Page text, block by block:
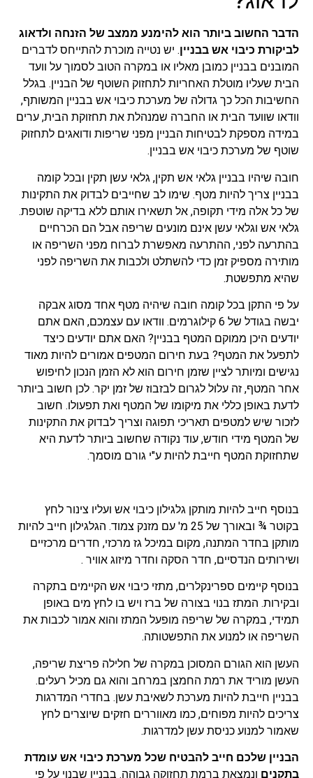
הדבר החשוב ביותר הוא להימנע ממצב של הזנחה ולדאוג
לביקורת כיבוי אש בבניין. יש נטייה מוכרת להתייחס לדברים
המובנים בבניין כמובן מאליו או במקרה הטוב לסמוך על וועד
הבית שעליו מוטלת האחריות לתחזוק השוטף של הבניין. בגלל
החשיבות הכל כך גדולה של מערכת כיבוי אש בבניין המשותף,
וודאו שוועד הבית או החברה שמנהלת את תחזוקת הבית, ערים
במידה מספקת לבטיחות הבניין מפני שריפות ודואגים לתחזוק
שוטף של מערכת כיבוי אש בבניין.
חובה שיהיו בבניין גלאי אש תקין, גלאי עשן תקין ובכל קומה
בבניין צריך להיות מטף. שימו לב שחייבים לבדוק את התקינות
של כל אלה מידי תקופה, אל תשאירו אותם ללא בדיקה שוטפת.
גלאי אש וגלאי עשן אינם מונעים שריפה אבל הם הכרחיים
בהתרעה לפני, ההתרעה מאפשרת לברוח מפני השריפה או
מותירה מספיק זמן כדי להשתלט ולכבות את השריפה לפני
שהיא מתפשטת.
על פי התקן בכל קומה חובה שיהיה מטף אחד מסוג אבקה
יבשה בגודל של 6 קילוגרמים. וודאו עם עצמכם, האם אתם
יודעים היכן ממוקם המטף בבניין? האם אתם יודעים כיצד
לתפעל את המטף? בעת חירום המטפים אמורים להיות מאוד
נגישים ומיותר לציין שזמן חירום הוא לא הזמן הנכון לחיפוש
אחר המטף, זה עלול לגרום לבזבוז של זמן יקר. לכן חשוב ביותר
לדעת באופן כללי את מיקומו של המטף ואת תפעולו. חשוב
לזכור שיש למטפים תאריכי תפוגה וצריך לבדוק את התקינות
של המטף מידי חודש, עוד נקודה שחשוב ביותר לדעת היא
שתחזוקת המטף חייבת להיות ע"י גורם מוסמך.
בנוסף חייב להיות מותקן גלגילון כיבוי אש ועליו צינור לחץ
בקוטר ¾ ובאורך של 25 מ' עם מזנק צמוד. הגלגילון חייב להיות
מותקן בחדר המתנה, מקום במיכל גז מרכזי, חדרים מרכזיים
ושירותים הנדסיים, חדר הסקה וחדר מיזוג אוויר .
בנוסף קיימים ספרינקלרים, מתזי כיבוי אש הקיימים בתקרה
ובקירות. המתז בנוי בצורה של ברז ויש בו לחץ מים באופן
תמידי, במקרה של שריפה מופעל המתז והוא אמור לכבות את
השריפה או למנוע את התפשטותה.
העשן הוא הגורם המסוכן במקרה של חלילה פריצת שריפה,
העשן מוריד את רמת החמצן במרחב והוא גם מכיל רעלים.
בבניין חייבת להיות מערכת לשאיבת עשן. בחדרי המדרגות
צריכים להיות מפוחים, כמו מאווררים חזקים שיוצרים לחץ
שאמור למנוע כניסת עשן למדרגות.
הבניין שלכם חייב להבטיח שכל מערכת כיבוי אש עומדת
בתקנים ונמצאת ברמת תחזוקה גבוהה. בבניין שבנוי על פי